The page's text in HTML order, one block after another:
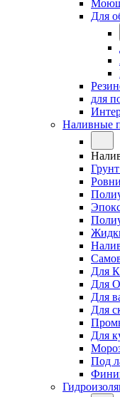
Для
для
Наливные
Для
Для
Для
Для
Для
Под